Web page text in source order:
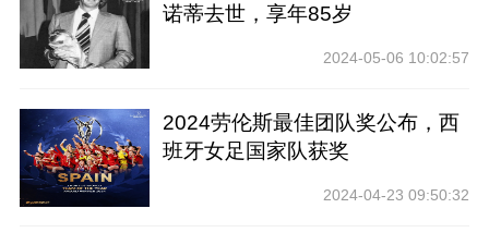
诺蒂去世，享年85岁
2024-05-06 10:02:57
2024劳伦斯最佳团队奖公布，西
班牙女足国家队获奖
2024-04-23 09:50:32